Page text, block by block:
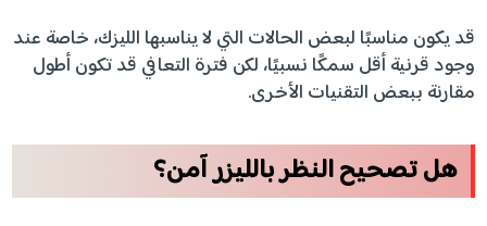
قد يكون مناسبًا لبعض الحالات التي لا يناسبها الليزك، خاصة عند
وجود قرنية أقل سمكًا نسبيًا، لكن فترة التعافي قد تكون أطول
مقارنة ببعض التقنيات الأخرى.
هل تصحيح النظر بالليزر آمن؟